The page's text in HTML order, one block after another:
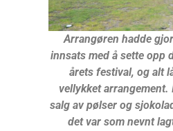
Arrangøren hadde
innsats med å sette opp
årets festival, og alt
vellykket arrangement.
salg av pølser og
det var som nevnt